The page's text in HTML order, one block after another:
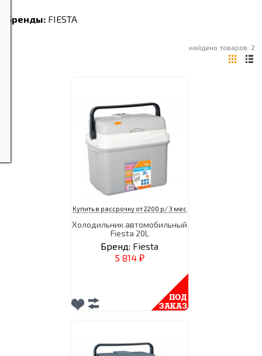
Бренды: FIESTA
найдено товаров: 2
Купить в рассрочку от 2200 р/ 3 мес
Холодильник автомобильный
Fiesta 20L
Бренд: Fiesta
5 814 ₽